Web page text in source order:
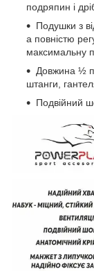
подряпин і
Подушки з
а повністю
максимальну
Довжина ½
штанги,
Подвійний